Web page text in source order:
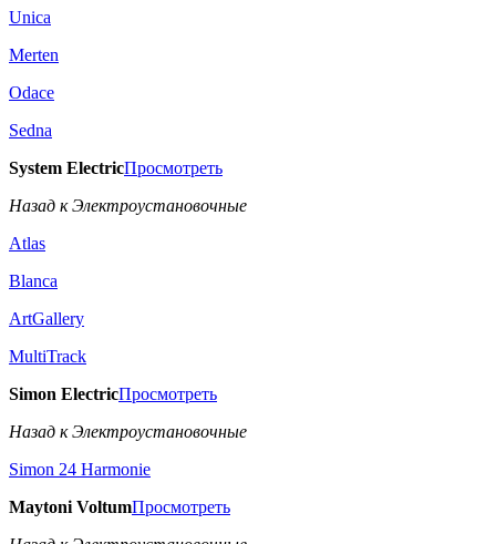
Unica
Merten
Odace
Sedna
System ElectricПросмотреть
Назад к Электроустановочные
Atlas
Blanca
ArtGallery
MultiTrack
Simon ElectricПросмотреть
Назад к Электроустановочные
Simon 24 Harmonie
Maytoni VoltumПросмотреть